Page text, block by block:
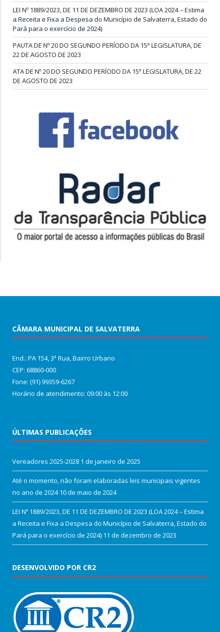
LEI Nº 1889/2023, DE 11 DE DEZEMBRO DE 2023 (LOA 2024 – Estima
a Receita e Fixa a Despesa do Município de Salvaterra, Estado do
Pará para o exercício de 2024)
PAUTA DE Nº 20 DO SEGUNDO PERÍODO DA 15ª LEGISLATURA, DE
22 DE AGOSTO DE 2023
ATA DE Nº 20 DO SEGUNDO PERÍODO DA 15ª LEGISLATURA, DE 22
DE AGOSTO DE 2023
CÂMARA MUNICIPAL DE SALVATERRA
End.: PA 154, 3ª Rua, Bairro Urbano
CEP: 68860‑000
Fone: (91) 99359-6267
Horário de atendimento: 09:00 às 12:00
ÚLTIMAS PUBLICAÇÕES
Vereadores 2025-2028 1 de janeiro de 2025
Até o momento, não foram elaboradas leis municipais vigentes
no ano de 2024 10 de maio de 2024
LEI Nº 1889/2023, DE 11 DE DEZEMBRO DE 2023 (LOA 2024 – Estima
a Receita e Fixa a Despesa do Município de Salvaterra, Estado do
Pará para o exercício de 2024) 11 de dezembro de 2023
DESENVOLVIDO POR CR2